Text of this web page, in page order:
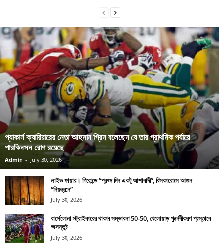
প্যাকার্স ক্যারিয়ারের নেতা আহমান গ্রিন বলেছেন যে তার প্রাথমিক পর্যায়ে
পারকিনসন রোগ রয়েছে
Admin - July 30, 2026
লাইভ ফায়ার। গিরোন্ডে “প্রথম দিন একটু আশাবাদী”, বিসকারোসে আগুন
“নিয়ন্ত্রনে”
July 30, 2026
বার্সেলোনা স্ট্রাইকারের থাকার সম্ভাবনা 50-50, খেলোয়াড় পুনর্নবীকরণ প্রস্তাবে
অসন্তুষ্ট
July 30, 2026